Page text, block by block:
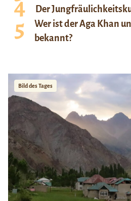
Der
Wer ist der Aga Khan
bekannt?
Bild des Tages